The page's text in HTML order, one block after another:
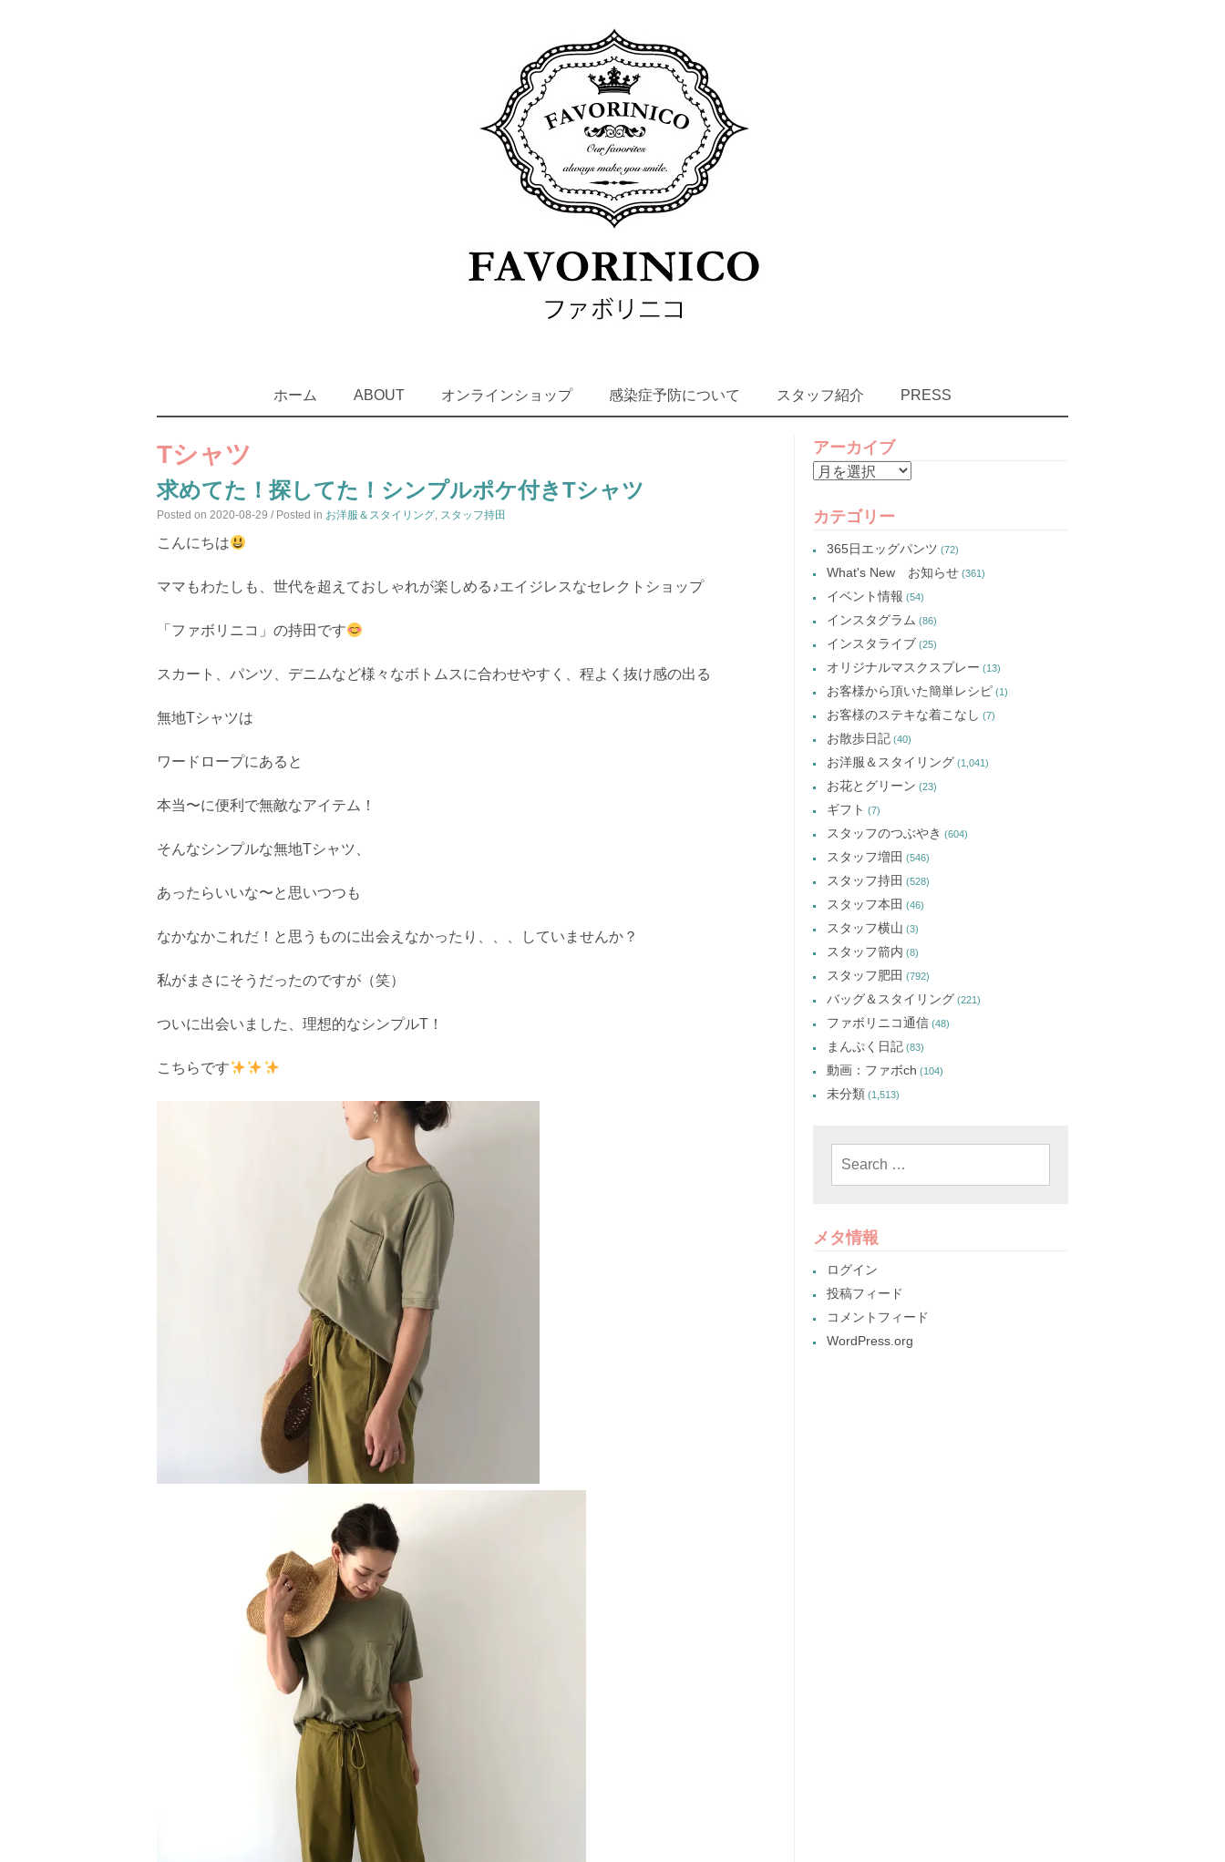
SKIP
TO
ホーム ABOUT オンラインショップ 感染症予防について スタッフ紹介 PRESS
Tシャツ
求めてた！探してた！シンプルポケ付きTシャツ
Posted on 2020-08-29 / Posted in お洋服＆スタイリング, スタッフ持田
こんにちは
ママもわたしも、世代を超えておしゃれが楽しめる♪エイジレスなセレクトショップ
「ファボリニコ」の持田です
スカート、パンツ、デニムなど様々なボトムスに合わせやすく、程よく抜け感の出る
無地Tシャツは
ワードロープにあると
本当〜に便利で無敵なアイテム！
そんなシンプルな無地Tシャツ、
あったらいいな〜と思いつつも
なかなかこれだ！と思うものに出会えなかったり、、、していませんか？
私がまさにそうだったのですが（笑）
ついに出会いました、理想的なシンプルT！
こちらです
アーカイブ
ア
カ
カテゴリー
365日エッグパンツ (72)
What's New お知らせ (361)
イベント情報 (54)
インスタグラム (86)
インスタライブ (25)
オリジナルマスクスプレー (13)
お客様から頂いた簡単レシピ (1)
お客様のステキな着こなし (7)
お散歩日記 (40)
お洋服＆スタイリング (1,041)
お花とグリーン (23)
ギフト (7)
スタッフのつぶやき (604)
スタッフ増田 (546)
スタッフ持田 (528)
スタッフ本田 (46)
スタッフ横山 (3)
スタッフ箭内 (8)
スタッフ肥田 (792)
バッグ＆スタイリング (221)
ファボリニコ通信 (48)
まんぷく日記 (83)
動画：ファボch (104)
未分類 (1,513)
メタ情報
ログイン
投稿フィード
コメントフィード
WordPress.org